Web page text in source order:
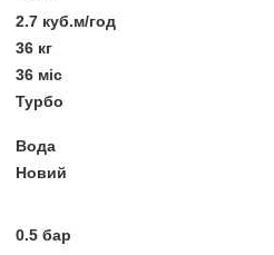
2.7 куб.м/год
36 кг
36 міс
Турбо
Вода
Новий
0.5 бар